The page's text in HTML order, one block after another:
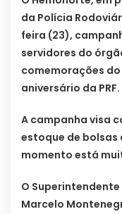
da Polícia
feira (23),
servidores do
comemorações
aniversário da PRF.
A campanha visa
estoque de bolsas
momento está
O Superintendente
Marcelo